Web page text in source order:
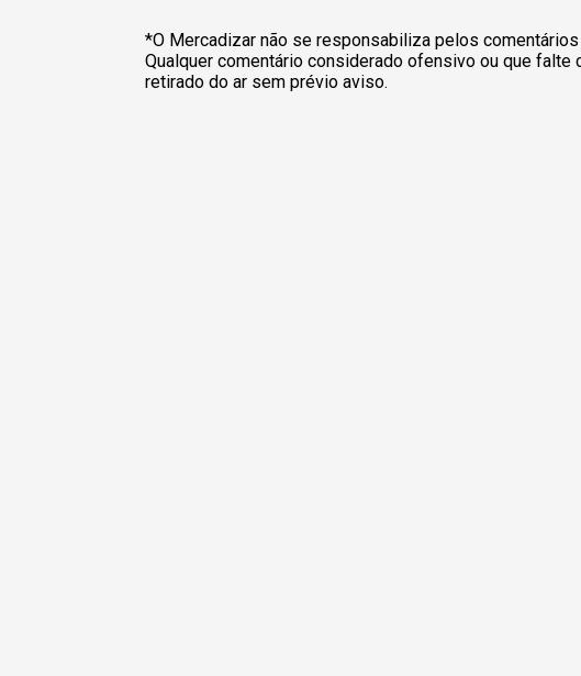
*O Mercadizar não se responsabiliza pelos
Qualquer comentário considerado ofensivo ou que
retirado do ar sem prévio aviso.